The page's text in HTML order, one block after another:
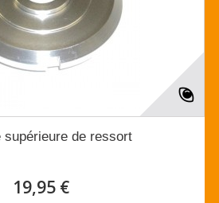
supérieure de ressort
19,95 €